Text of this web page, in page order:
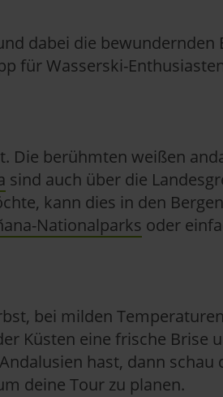
dabei die bewundernden
für Wasserski-
Die berühmten weißen
sind auch über die
kann dies in den
Nationalparks oder
bei milden
Küsten eine frische Brise
hast, dann schau
deine Tour zu planen.